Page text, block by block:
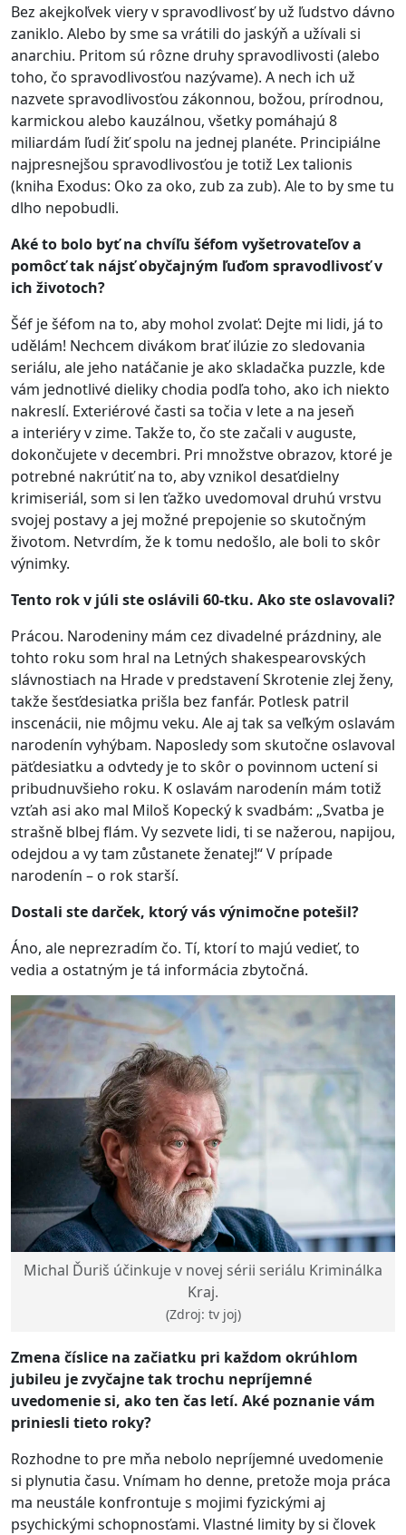
Bez akejkoľvek viery v spravodlivosť by už ľudstvo dávno
zaniklo. Alebo by sme sa vrátili do jaskýň a užívali si
anarchiu. Pritom sú rôzne druhy spravodlivosti (alebo
toho, čo spravodlivosťou nazývame). A nech ich už
nazvete spravodlivosťou zákonnou, božou, prírodnou,
karmickou alebo kauzálnou, všetky pomáhajú 8
miliardám ľudí žiť spolu na jednej planéte. Principiálne
najpresnejšou spravodlivosťou je totiž Lex talionis
(kniha Exodus: Oko za oko, zub za zub). Ale to by sme tu
dlho nepobudli.
Aké to bolo byť na chvíľu šéfom vyšetrovateľov a
pomôcť tak nájsť obyčajným ľuďom spravodlivosť v
ich životoch?
Šéf je šéfom na to, aby mohol zvolať: Dejte mi lidi, já to
udělám! Nechcem divákom brať ilúzie zo sledovania
seriálu, ale jeho natáčanie je ako skladačka puzzle, kde
vám jednotlivé dieliky chodia podľa toho, ako ich niekto
nakreslí. Exteriérové časti sa točia v lete a na jeseň
a interiéry v zime. Takže to, čo ste začali v auguste,
dokončujete v decembri. Pri množstve obrazov, ktoré je
potrebné nakrútiť na to, aby vznikol desaťdielny
krimiseriál, som si len ťažko uvedomoval druhú vrstvu
svojej postavy a jej možné prepojenie so skutočným
životom. Netvrdím, že k tomu nedošlo, ale boli to skôr
výnimky.
Tento rok v júli ste oslávili 60-tku. Ako ste oslavovali?
Prácou. Narodeniny mám cez divadelné prázdniny, ale
tohto roku som hral na Letných shakespearovských
slávnostiach na Hrade v predstavení Skrotenie zlej ženy,
takže šesťdesiatka prišla bez fanfár. Potlesk patril
inscenácii, nie môjmu veku. Ale aj tak sa veľkým oslavám
narodenín vyhýbam. Naposledy som skutočne oslavoval
päťdesiatku a odvtedy je to skôr o povinnom uctení si
pribudnuvšieho roku. K oslavám narodenín mám totiž
vzťah asi ako mal Miloš Kopecký k svadbám: „Svatba je
strašně blbej flám. Vy sezvete lidi, ti se nažerou, napijou,
odejdou a vy tam zůstanete ženatej!“ V prípade
narodenín – o rok starší.
Dostali ste darček, ktorý vás výnimočne potešil?
Áno, ale neprezradím čo. Tí, ktorí to majú vedieť, to
vedia a ostatným je tá informácia zbytočná.
Michal Ďuriš účinkuje v novej sérii seriálu Kriminálka
Kraj.
(Zdroj: tv joj)
Zmena číslice na začiatku pri každom okrúhlom
jubileu je zvyčajne tak trochu nepríjemné
uvedomenie si, ako ten čas letí. Aké poznanie vám
priniesli tieto roky?
Rozhodne to pre mňa nebolo nepríjemné uvedomenie
si plynutia času. Vnímam ho denne, pretože moja práca
ma neustále konfrontuje s mojimi fyzickými aj
psychickými schopnosťami. Vlastné limity by si človek